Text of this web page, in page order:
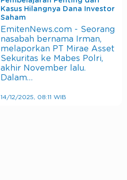
Kasus Hilangnya Dana Investor
Saham
EmitenNews.com - Seorang
nasabah bernama Irman,
melaporkan PT Mirae Asset
Sekuritas ke Mabes Polri,
akhir November lalu.
Dalam…
14/12/2025, 08:11 WIB